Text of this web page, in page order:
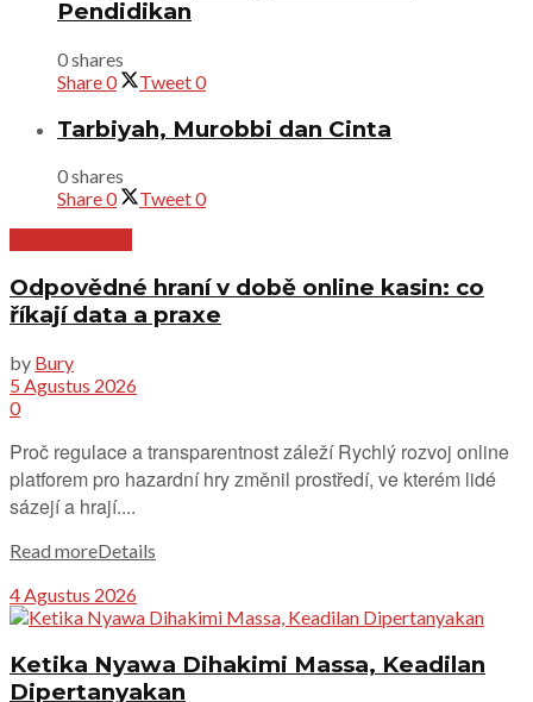
Pendidikan
0 shares
Share0 Tweet0
Tarbiyah, Murobbi dan Cinta
0 shares
Share0 Tweet0
Odpovědné hraní v době online kasin: co
říkají data a praxe
by Bury
5 Agustus 2026
0
Proč regulace a transparentnost záleží Rychlý rozvoj online
platforem pro hazardní hry změnil prostředí, ve kterém lidé
sázejí a hrají....
Read moreDetails
4 Agustus 2026
Ketika Nyawa Dihakimi Massa, Keadilan
Dipertanyakan